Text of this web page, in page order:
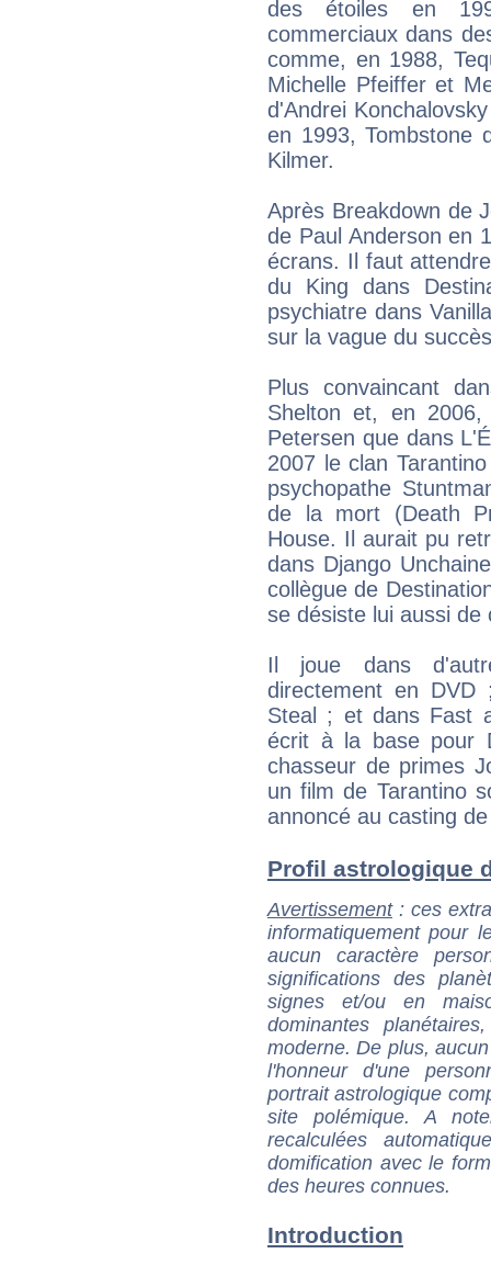
des étoiles en
commerciaux dans
comme, en 1988,
Michelle Pfeiffer et
d'Andrei
en 1993, Tombstone
Kilmer.
Après Breakdown de
de Paul Anderson en
écrans. Il faut
du King dans
psychiatre dans
sur la vague du
Plus convaincant
Shelton et, en 2006,
Petersen que dans
2007 le clan
psychopathe
de la mort (Death
House. Il aurait pu
dans Django
collègue de
se désiste lui aussi de
Il joue dans
directement en
Steal ; et dans Fast
écrit à la base pour
chasseur de primes
un film de Tarantino
annoncé au casting
Profil astrologique
Avertissement: ces
informatiquement pour
aucun caractère
significations des
signes et/ou en
dominantes
moderne. De plus,
l'honneur d'une
portrait astrologique
site polémique. A
recalculées
domification avec le
des heures connues.
Introduction